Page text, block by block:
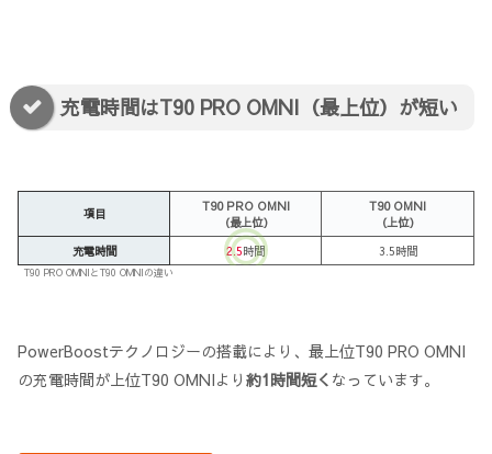
充電時間はT90 PRO OMNI（最上位）が短い
項目
T90 PRO OMNI
（最上位）
T90 OMNI
（上位）
充電時間
2.5時間 3.5時間
T90 PRO OMNIとT90 OMNIの違い
PowerBoostテクノロジーの搭載により、最上位T90 PRO OMNI
の充電時間が上位T90 OMNIより 約1時間短く なっています。